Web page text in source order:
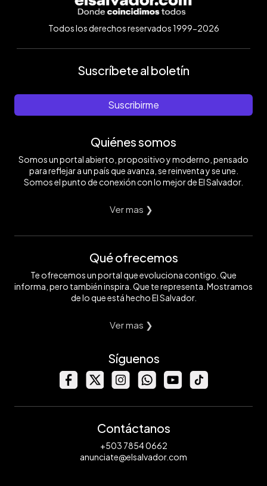
Todos los derechos reservados 1999-2026
Suscríbete al boletín
Suscribirme
Quiénes somos
Somos un portal abierto, propositivo y moderno, pensado
para reflejar a un país que avanza, se reinventa y se une.
Somos el punto de conexión con lo mejor de El Salvador.
Ver mas ❯
Qué ofrecemos
Te ofrecemos un portal que evoluciona contigo. Que
informa, pero también inspira. Que te representa. Mostramos
de lo que está hecho El Salvador.
Ver mas ❯
Síguenos
Contáctanos
+503 7854 0662
anunciate@elsalvador.com